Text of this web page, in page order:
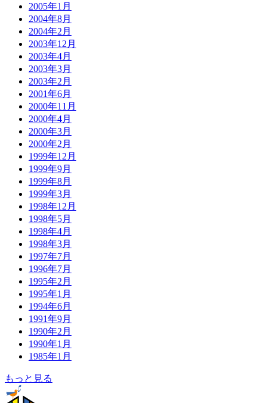
2005年1月
2004年8月
2004年2月
2003年12月
2003年4月
2003年3月
2003年2月
2001年6月
2000年11月
2000年4月
2000年3月
2000年2月
1999年12月
1999年9月
1999年8月
1999年3月
1998年12月
1998年5月
1998年4月
1998年3月
1997年7月
1996年7月
1995年2月
1995年1月
1994年6月
1991年9月
1990年2月
1990年1月
1985年1月
もっと見る